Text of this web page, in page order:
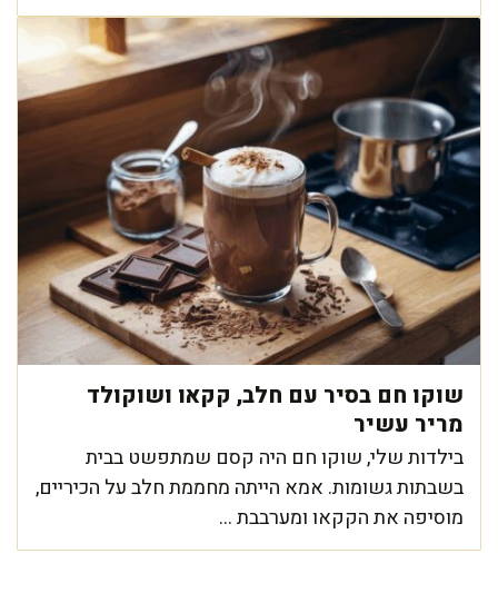
שוקו חם בסיר עם חלב, קקאו ושוקולד
מריר עשיר
בילדות שלי, שוקו חם היה קסם שמתפשט בבית
בשבתות גשומות. אמא הייתה מחממת חלב על הכיריים,
מוסיפה את הקקאו ומערבבת ...